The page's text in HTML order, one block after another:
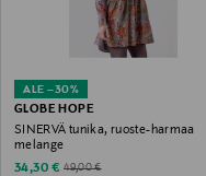
ALE –30%
GLOBE HOPE
SINERVÄ tunika, ruoste-harmaa
melange
Discounted Price
34,30 € Original Price
49,00 €